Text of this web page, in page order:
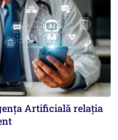
Artificială relația